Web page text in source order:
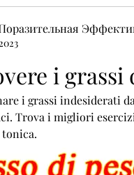
i grassi
i grassi indesiderati
Trova i migliori